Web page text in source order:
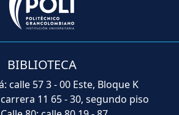
BIBLIOTECA
calle 57 3 - 00 Este, Bloque K
11 65 - 30, segundo piso